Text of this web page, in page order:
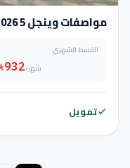
مواصفات وينجل 5 2026 غمارة ديزل
القسط الشهري
932 /شهر
تمويل